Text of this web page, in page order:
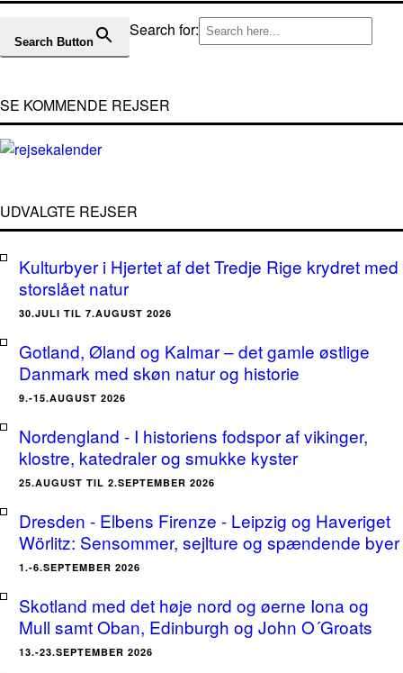
Search for:
Search Button
SE KOMMENDE REJSER
UDVALGTE REJSER
Kulturbyer i Hjertet af det Tredje Rige krydret med
storslået natur
30.JULI TIL 7.AUGUST 2026
Gotland, Øland og Kalmar – det gamle østlige
Danmark med skøn natur og historie
9.-15.AUGUST 2026
Nordengland - I historiens fodspor af vikinger,
klostre, katedraler og smukke kyster
25.AUGUST TIL 2.SEPTEMBER 2026
Dresden - Elbens Firenze - Leipzig og Haveriget
Wörlitz: Sensommer, sejlture og spændende byer
1.-6.SEPTEMBER 2026
Skotland med det høje nord og øerne Iona og
Mull samt Oban, Edinburgh og John O´Groats
13.-23.SEPTEMBER 2026